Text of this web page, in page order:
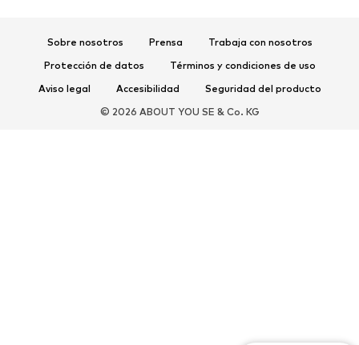
Sobre nosotros Prensa
Trabaja con nosotros
Protección de datos
Términos y condiciones de uso
Aviso legal
Accesibilidad
Seguridad del producto
© 2026 ABOUT YOU SE & Co. KG